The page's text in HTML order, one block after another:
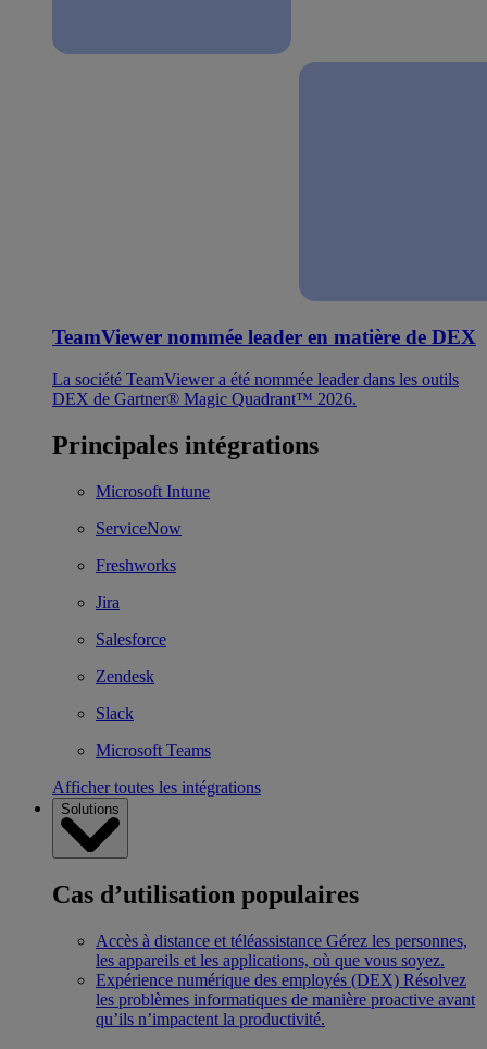
TeamViewer nommée leader en matière de DEX
La société TeamViewer a été nommée leader dans les outils
DEX de Gartner® Magic Quadrant™ 2026.
Principales intégrations
Microsoft Intune
ServiceNow
Freshworks
Jira
Salesforce
Zendesk
Slack
Microsoft Teams
Afficher toutes les intégrations
Solutions
Cas d’utilisation populaires
Accès à distance et téléassistance Gérez les personnes,
les appareils et les applications, où que vous soyez.
Expérience numérique des employés (DEX) Résolvez
les problèmes informatiques de manière proactive avant
qu’ils n’impactent la productivité.